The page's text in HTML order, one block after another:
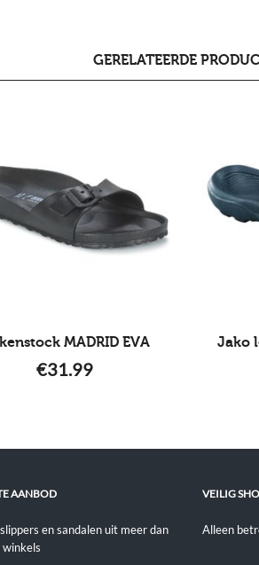
GERELATEERDE
MADRID EVA
€31.99
Jako
AANBOD
en sandalen uit meer dan
VEILIG
Alleen